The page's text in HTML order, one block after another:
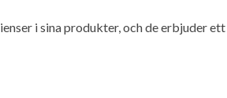
i sina produkter, och de erbjuder ett